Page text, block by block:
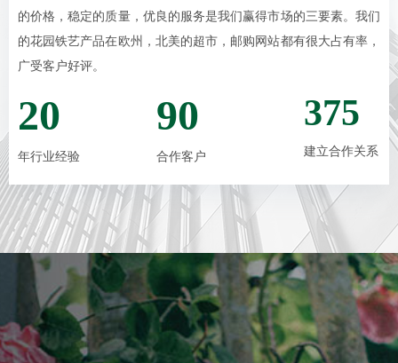
的价格，稳定的质量，优良的服务是我们赢得市场的三要素。我们
的花园铁艺产品在欧州，北美的超市，邮购网站都有很大占有率，
广受客户好评。
20
年行业经验
90
合作客户
375
建立合作关系